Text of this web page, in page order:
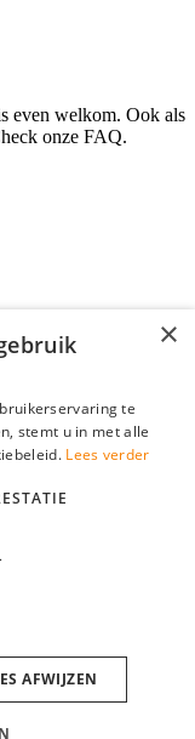
even welkom. Ook als
onze FAQ.
• KvK nr: 34199416 •
×
te
stemt u in met alle
Lees verder
AFWIJZEN